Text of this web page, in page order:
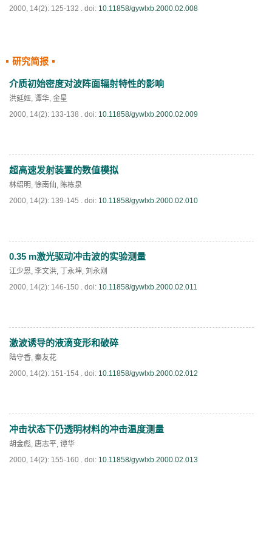
2000, 14(2): 125-132 . doi: 10.11858/gywlxb.2000.02.008
研究简报
介质初始密度对波阵面辐射特性的影响
洪延姬, 谭华, 金星
2000, 14(2): 133-138 . doi: 10.11858/gywlxb.2000.02.009
PDF(697)
超高速发射装置的数值模拟
林绍明, 徐南仙, 陈栋泉
2000, 14(2): 139-145 . doi: 10.11858/gywlxb.2000.02.010
PDF(683)
0.35 m激光驱动冲击波的实验测量
江少恩, 李文洪, 丁永坤, 刘永刚
2000, 14(2): 146-150 . doi: 10.11858/gywlxb.2000.02.011
PDF(799)
激波诱导的液滴变形和破碎
陆守香, 秦友花
2000, 14(2): 151-154 . doi: 10.11858/gywlxb.2000.02.012
PDF 807)
冲击状态下仍透明材料的冲击温度测量
胡金彪, 唐志平, 谭华
2000, 14(2): 155-160 . doi: 10.11858/gywlxb.2000.02.013